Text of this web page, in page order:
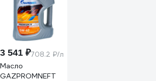
3 541 ₽708.2 ₽/л
Масло
GAZPROMNEFT